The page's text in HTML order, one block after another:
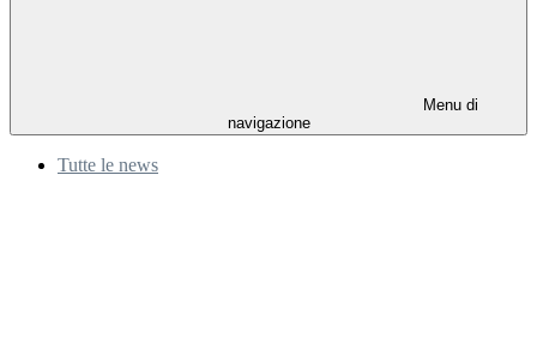
Menu di
navigazione
Tutte le news